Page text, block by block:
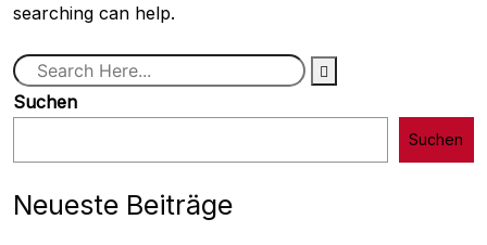
searching can help.
Suchen
Suchen
Neueste Beiträge